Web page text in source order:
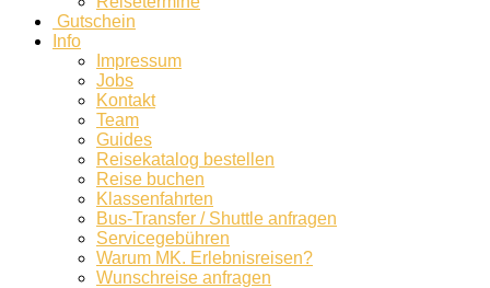
Gutschein
Info
Impressum
Jobs
Kontakt
Team
Guides
Reisekatalog bestellen
Reise buchen
Klassenfahrten
Bus-Transfer / Shuttle anfragen
Servicegebühren
Warum MK. Erlebnisreisen?
Wunschreise anfragen